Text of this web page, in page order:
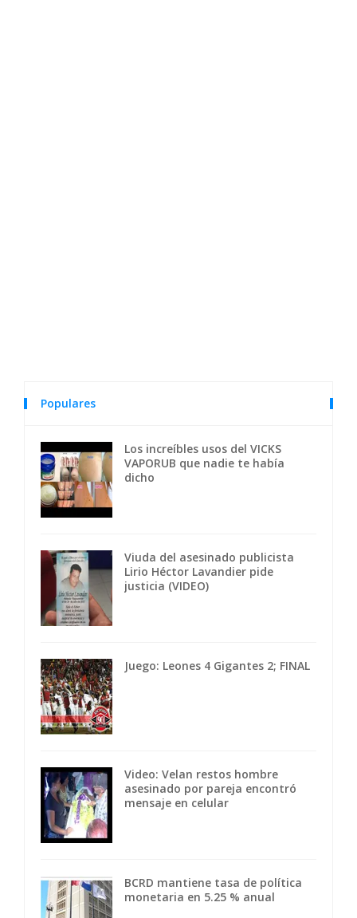
Populares
Los increíbles usos del VICKS
VAPORUB que nadie te había
dicho
Viuda del asesinado publicista
Lirio Héctor Lavandier pide
justicia (VIDEO)
Juego: Leones 4 Gigantes 2; FINAL
Video: Velan restos hombre
asesinado por pareja encontró
mensaje en celular
BCRD mantiene tasa de política
monetaria en 5.25 % anual